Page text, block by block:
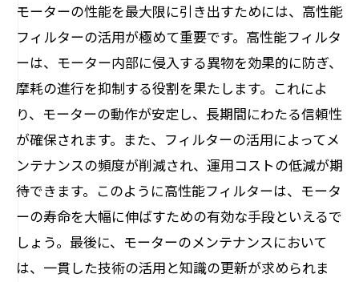
モーターの性能を最大限に引き出すためには、高性能
フィルターの活用が極めて重要です。高性能フィルタ
ーは、モーター内部に侵入する異物を効果的に防ぎ、
摩耗の進行を抑制する役割を果たします。これによ
り、モーターの動作が安定し、長期間にわたる信頼性
が確保されます。また、フィルターの活用によってメ
ンテナンスの頻度が削減され、運用コストの低減が期
待できます。このように高性能フィルターは、モータ
ーの寿命を大幅に伸ばすための有効な手段といえるで
しょう。最後に、モーターのメンテナンスにおいて
は、一貫した技術の活用と知識の更新が求められま